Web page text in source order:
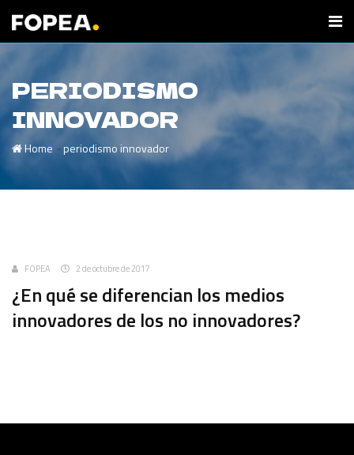
PERIODISMO
INNOVADOR
Home -periodismo innovador
Uncategorized
FOPEA 2 de octubre de 2017
¿En qué se diferencian los medios
innovadores de los no innovadores?